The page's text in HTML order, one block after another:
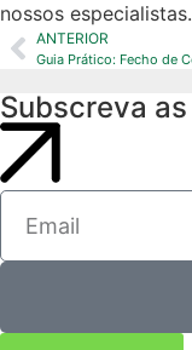
nossos especialistas.
ANTERIOR
Subscreva